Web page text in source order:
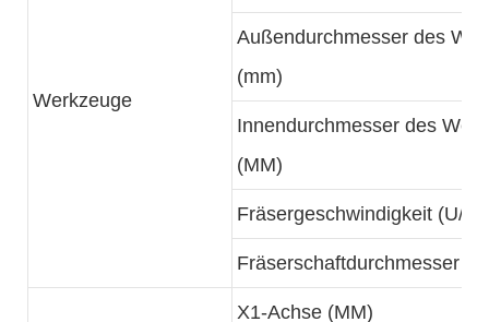
Werkzeuge
Außendurchmesser des
(mm)
Innendurchmesser des
(MM)
Fräsergeschwindigkeit (U/
Fräserschaftdurchmesser
X1-Achse (MM)